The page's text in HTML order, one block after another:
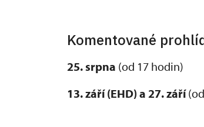
Komentované
25. srpna (od 17 hodin)
13. září (EHD) a 27. září